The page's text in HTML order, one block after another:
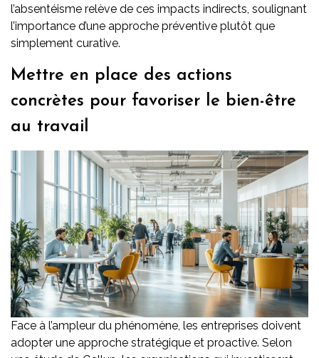
l’absentéisme relève de ces impacts indirects, soulignant
l’importance d’une approche préventive plutôt que
simplement curative.
Mettre en place des actions
concrètes pour favoriser le bien-être
au travail
Face à l’ampleur du phénomène, les entreprises doivent
adopter une approche stratégique et proactive. Selon